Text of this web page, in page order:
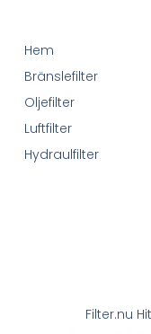
Filter.nu
Hem
Bränslefilter
Oljefilter
Luftfilter
Hydraulfilter